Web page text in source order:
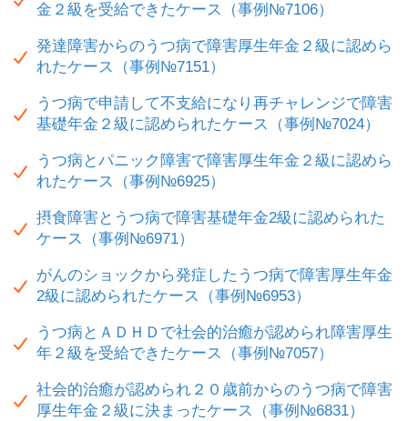
金２級を受給できたケース（事例№7106）
発達障害からのうつ病で障害厚生年金２級に認めら
れたケース（事例№7151）
うつ病で申請して不支給になり再チャレンジで障害
基礎年金２級に認められたケース（事例№7024）
うつ病とパニック障害で障害厚生年金２級に認めら
れたケース（事例№6925）
摂食障害とうつ病で障害基礎年金2級に認められた
ケース（事例№6971）
がんのショックから発症したうつ病で障害厚生年金
2級に認められたケース（事例№6953）
うつ病とＡＤＨＤで社会的治癒が認められ障害厚生
年２級を受給できたケース（事例№7057）
社会的治癒が認められ２０歳前からのうつ病で障害
厚生年金２級に決まったケース（事例№6831）